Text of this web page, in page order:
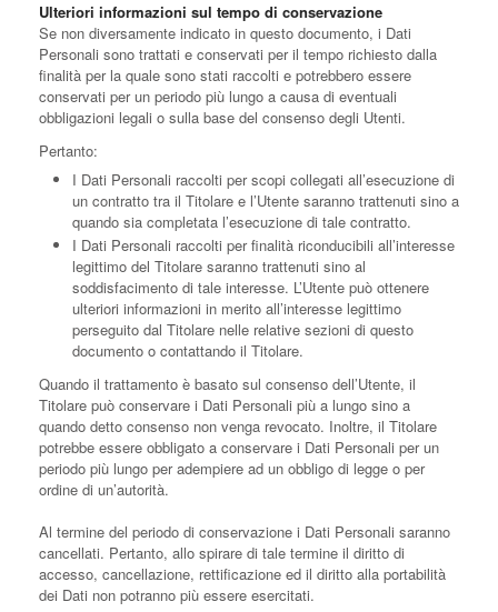
Ulteriori informazioni sul tempo di conservazione
Se non diversamente indicato in questo documento, i Dati
Personali sono trattati e conservati per il tempo richiesto dalla
finalità per la quale sono stati raccolti e potrebbero essere
conservati per un periodo più lungo a causa di eventuali
obbligazioni legali o sulla base del consenso degli Utenti.
Pertanto:
I Dati Personali raccolti per scopi collegati all’esecuzione di
un contratto tra il Titolare e l’Utente saranno trattenuti sino a
quando sia completata l’esecuzione di tale contratto.
I Dati Personali raccolti per finalità riconducibili all’interesse
legittimo del Titolare saranno trattenuti sino al
soddisfacimento di tale interesse. L’Utente può ottenere
ulteriori informazioni in merito all’interesse legittimo
perseguito dal Titolare nelle relative sezioni di questo
documento o contattando il Titolare.
Quando il trattamento è basato sul consenso dell’Utente, il
Titolare può conservare i Dati Personali più a lungo sino a
quando detto consenso non venga revocato. Inoltre, il Titolare
potrebbe essere obbligato a conservare i Dati Personali per un
periodo più lungo per adempiere ad un obbligo di legge o per
ordine di un’autorità.
Al termine del periodo di conservazione i Dati Personali saranno
cancellati. Pertanto, allo spirare di tale termine il diritto di
accesso, cancellazione, rettificazione ed il diritto alla portabilità
dei Dati non potranno più essere esercitati.